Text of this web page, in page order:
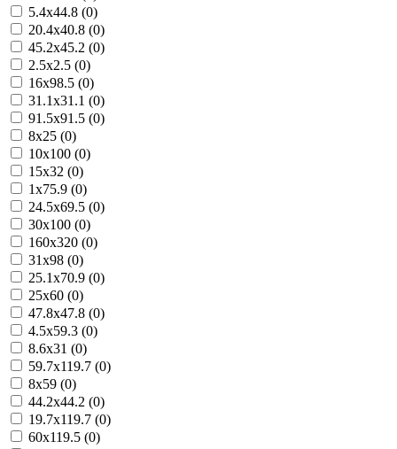
5.4x44.8 (0)
20.4x40.8 (0)
45.2x45.2 (0)
2.5x2.5 (0)
16x98.5 (0)
31.1x31.1 (0)
91.5x91.5 (0)
8x25 (0)
10x100 (0)
15x32 (0)
1x75.9 (0)
24.5x69.5 (0)
30x100 (0)
160x320 (0)
31x98 (0)
25.1x70.9 (0)
25x60 (0)
47.8x47.8 (0)
4.5x59.3 (0)
8.6x31 (0)
59.7x119.7 (0)
8x59 (0)
44.2x44.2 (0)
19.7x119.7 (0)
60x119.5 (0)